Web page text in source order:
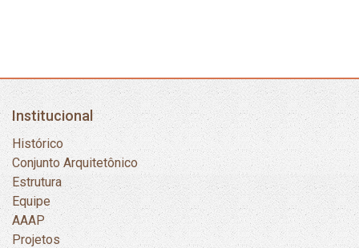
Institucional
Histórico
Conjunto Arquitetônico
Estrutura
Equipe
AAAP
Projetos